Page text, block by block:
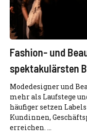
Fashion- und
spektakulärsten
Modedesigner und
mehr als Laufstege
häufiger setzen
Kundinnen,
erreichen. ...